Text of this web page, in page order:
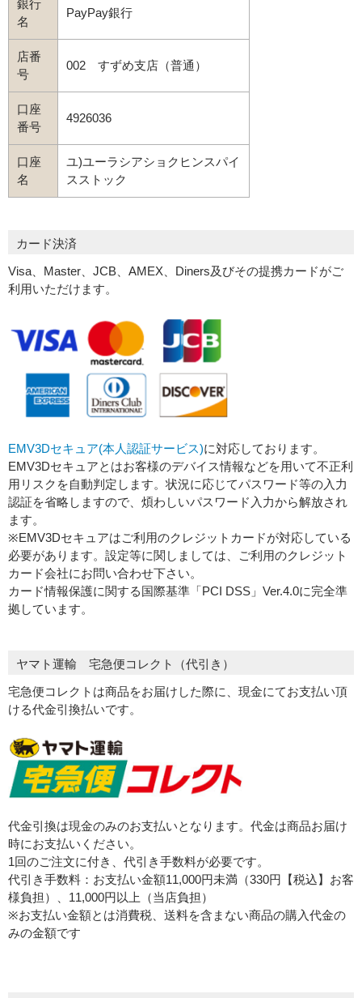
銀行
名
PayPay銀行
店番
号
002 すずめ支店（普通）
口座
番号
4926036
口座
名
ユ)ユーラシアショクヒンスパイ
スストック
カード決済
Visa、Master、JCB、AMEX、Diners及びその提携カードがご
利用いただけます。
EMV3Dセキュア(本人認証サービス)に対応しております。
EMV3Dセキュアとはお客様のデバイス情報などを用いて不正利
用リスクを自動判定します。状況に応じてパスワード等の入力
認証を省略しますので、煩わしいパスワード入力から解放され
ます。
※EMV3Dセキュアはご利用のクレジットカードが対応している
必要があります。設定等に関しましては、ご利用のクレジット
カード会社にお問い合わせ下さい。
カード情報保護に関する国際基準「PCI DSS」Ver.4.0に完全準
拠しています。
ヤマト運輸 宅急便コレクト（代引き）
宅急便コレクトは商品をお届けした際に、現金にてお支払い頂
ける代金引換払いです。
代金引換は現金のみのお支払いとなります。代金は商品お届け
時にお支払いください。
1回のご注文に付き、代引き手数料が必要です。
代引き手数料：お支払い金額11,000円未満（330円【税込】お客
様負担）、11,000円以上（当店負担）
※お支払い金額とは消費税、送料を含まない商品の購入代金の
みの金額です